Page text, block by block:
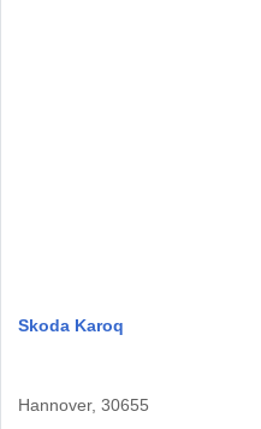
Skoda Karoq
Hannover, 30655